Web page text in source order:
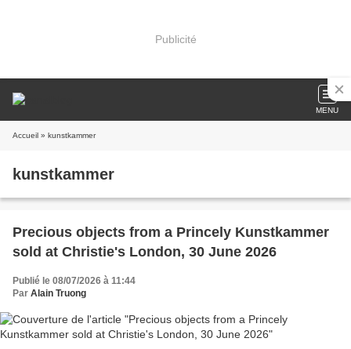
Publicité
MENU
Accueil » kunstkammer
kunstkammer
Precious objects from a Princely Kunstkammer
sold at Christie's London, 30 June 2026
Publié le 08/07/2026 à 11:44
Par Alain Truong